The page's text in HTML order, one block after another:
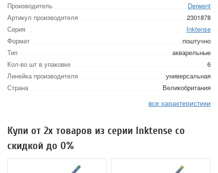
Производитель
Derwent
Артикул производителя
2301878
Серия
Inktense
Формат
поштучно
Тип
акварельные
Кол-во шт в упаковке
6
Линейка производителя
универсальная
Страна
Великобритания
все характеристики
Купи от 2х товаров из серии Inktense со
скидкой до 0%